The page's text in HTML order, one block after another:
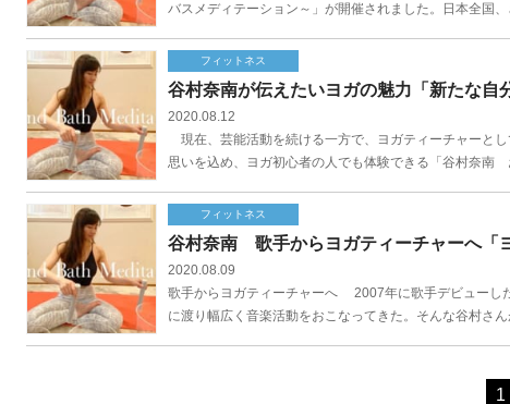
バスメディテーション～」が開催されました。日本全国
フィットネス
谷村奈南が伝えたいヨガの魅力「新たな自
2020.08.12
現在、芸能活動を続ける一方で、ヨガティーチャーと
思いを込め、ヨガ初心者の人でも体験できる「谷村奈
フィットネス
谷村奈南 歌手からヨガティーチャーへ「
2020.08.09
歌手からヨガティーチャーへ 2007年に歌手デビューし
に渡り幅広く音楽活動をおこなってきた。そんな谷村さ
1